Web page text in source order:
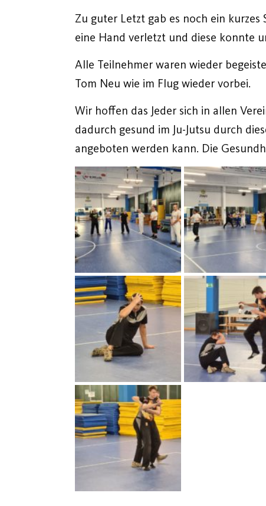
Zu guter Letzt gab es noch ein
eine Hand verletzt und diese konnte
Alle Teilnehmer waren wieder
Tom Neu wie im Flug wieder vorbei.
Wir hoffen das Jeder sich in allen
dadurch gesund im Ju-Jutsu durch
angeboten werden kann. Die